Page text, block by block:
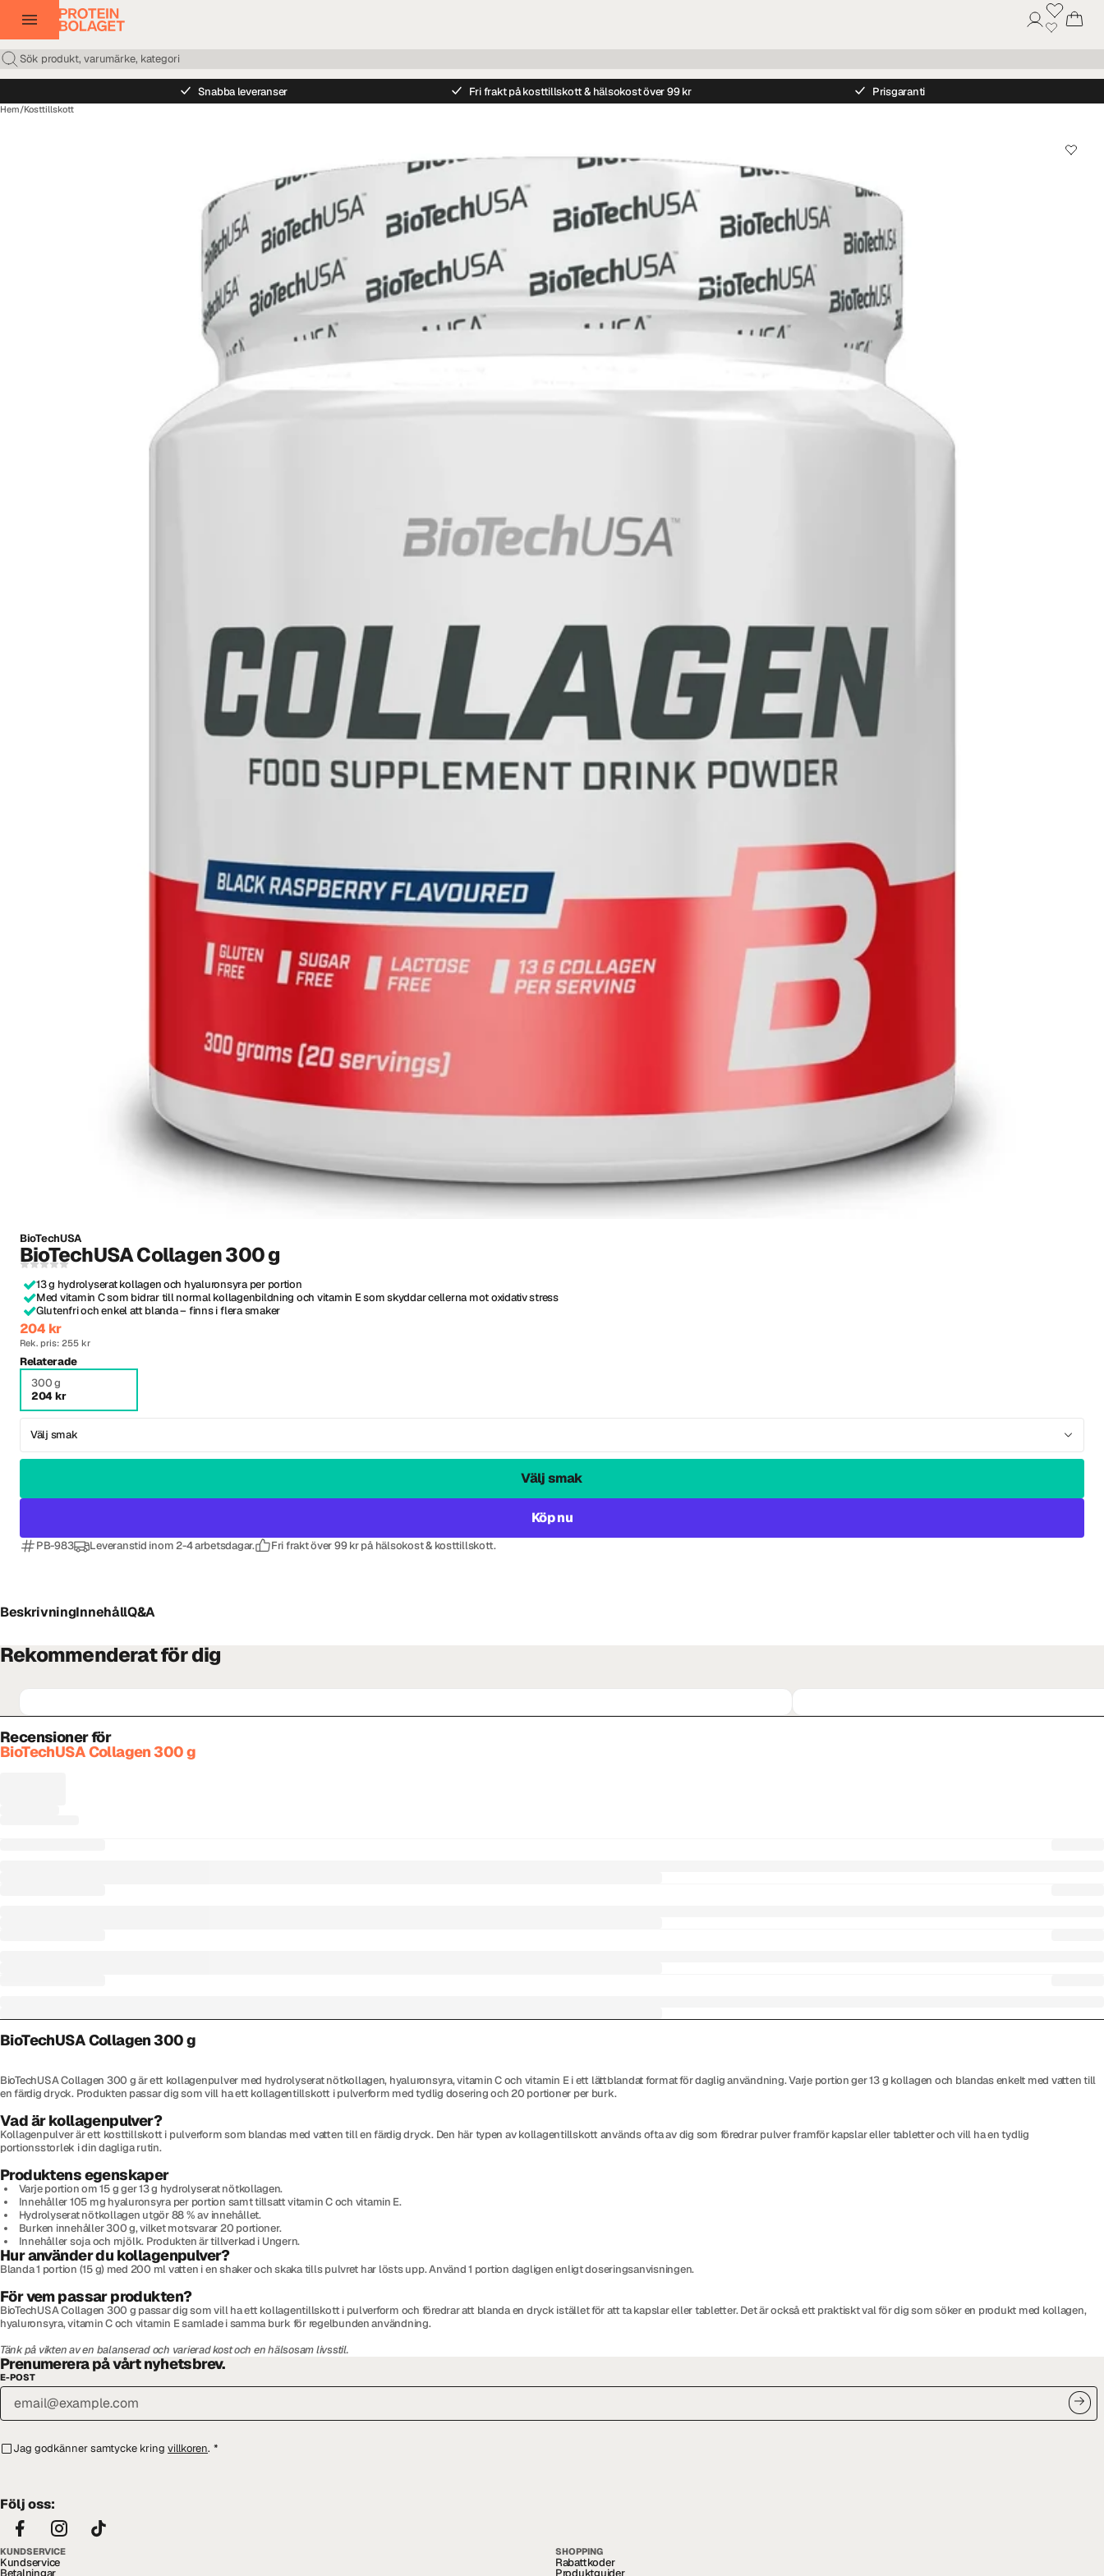
Snabba leveranser Fri frakt på kosttillskott & hälsokost över 99 kr Prisgaranti
Hem/Kosttillskott
BioTechUSA
BioTechUSA Collagen 300 g
13 g hydrolyserat kollagen och hyaluronsyra per portion
Med vitamin C som bidrar till normal kollagenbildning och vitamin E som skyddar cellerna mot oxidativ stress
Glutenfri och enkel att blanda – finns i flera smaker
204 kr
Rek. pris: 255 kr
Relaterade
300 g
204 kr
Välj smak
Välj smak
Köp nu
PB-983 Leveranstid inom 2-4 arbetsdagar. Fri frakt över 99 kr på hälsokost & kosttillskott.
BeskrivningInnehållQ&A
Rekommenderat för dig
Recensioner för
BioTechUSA Collagen 300 g
BioTechUSA Collagen 300 g
BioTechUSA Collagen 300 g är ett kollagenpulver med hydrolyserat nötkollagen, hyaluronsyra, vitamin C och vitamin E i ett lättblandat format för daglig användning. Varje portion ger 13 g kollagen och blandas enkelt med vatten till
en färdig dryck. Produkten passar dig som vill ha ett kollagentillskott i pulverform med tydlig dosering och 20 portioner per burk.
Vad är kollagenpulver?
Kollagenpulver är ett kosttillskott i pulverform som blandas med vatten till en färdig dryck. Den här typen av kollagentillskott används ofta av dig som föredrar pulver framför kapslar eller tabletter och vill ha en tydlig
portionsstorlek i din dagliga rutin.
Produktens egenskaper
Varje portion om 15 g ger 13 g hydrolyserat nötkollagen.
Innehåller 105 mg hyaluronsyra per portion samt tillsatt vitamin C och vitamin E.
Hydrolyserat nötkollagen utgör 88 % av innehållet.
Burken innehåller 300 g, vilket motsvarar 20 portioner.
Innehåller soja och mjölk. Produkten är tillverkad i Ungern.
Hur använder du kollagenpulver?
Blanda 1 portion (15 g) med 200 ml vatten i en shaker och skaka tills pulvret har lösts upp. Använd 1 portion dagligen enligt doseringsanvisningen.
För vem passar produkten?
BioTechUSA Collagen 300 g passar dig som vill ha ett kollagentillskott i pulverform och föredrar att blanda en dryck istället för att ta kapslar eller tabletter. Det är också ett praktiskt val för dig som söker en produkt med kollagen,
hyaluronsyra, vitamin C och vitamin E samlade i samma burk för regelbunden användning.
Tänk på vikten av en balanserad och varierad kost och en hälsosam livsstil.
Prenumerera på vårt nyhetsbrev.
E-POST
Jag godkänner samtycke kring villkoren. *
Följ oss:
KUNDSERVICE
Kundservice
Betalningar
SHOPPING
Rabattkoder
Produktguider